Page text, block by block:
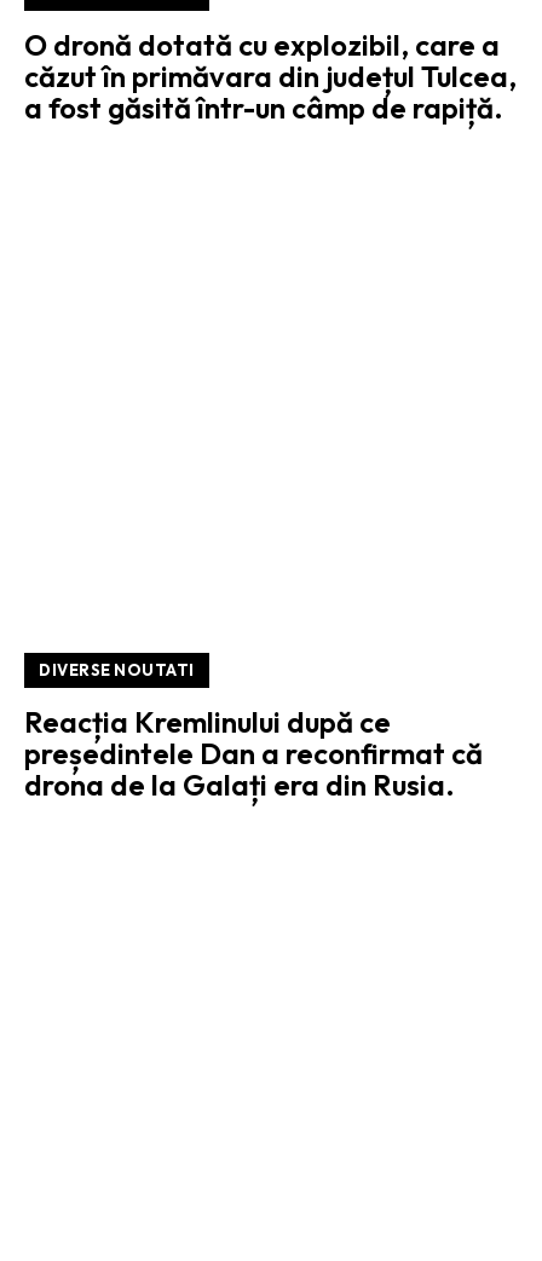
O dronă dotată cu explozibil, care a
căzut în primăvara din județul Tulcea,
a fost găsită într-un câmp de rapiță.
DIVERSE NOUTATI
Reacția Kremlinului după ce
președintele Dan a reconfirmat că
drona de la Galați era din Rusia.